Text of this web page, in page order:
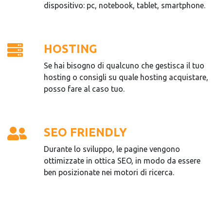
dispositivo: pc, notebook, tablet, smartphone.
HOSTING
Se hai bisogno di qualcuno che gestisca il tuo
hosting o consigli su quale hosting acquistare,
posso fare al caso tuo.
SEO FRIENDLY
Durante lo sviluppo, le pagine vengono
ottimizzate in ottica SEO, in modo da essere
ben posizionate nei motori di ricerca.